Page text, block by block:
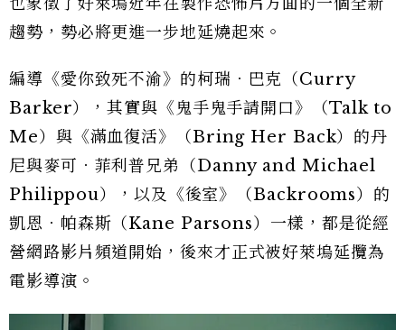
趨勢，勢必將更進一步地延燒起來。
編導《愛你致死不渝》的柯瑞．巴克（Curry
Barker），其實與《鬼手鬼手請開口》（Talk to
Me）與《滿血復活》（Bring Her Back）的丹
尼與麥可．菲利普兄弟（Danny and Michael
Philippou），以及《後室》（Backrooms）的
凱恩．帕森斯（Kane Parsons）一樣，都是從經
營網路影片頻道開始，後來才正式被好萊塢延攬為
電影導演。